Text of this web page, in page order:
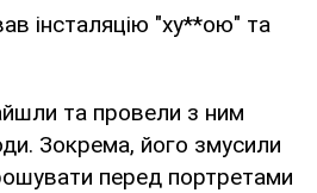
інсталяцію "ху**ою" та
та провели з ним
Зокрема, його змусили
перед портретами